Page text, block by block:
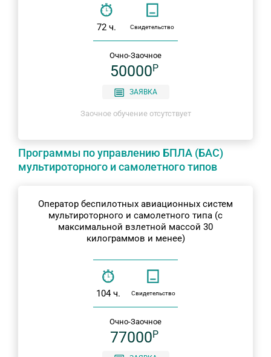
72 ч. Свидетельство
Очно-Заочное
50000P
ЗАЯВКА
Заочное обучение отсутствует
Программы по управлению БПЛА (БАС)
мультироторного и самолетного типов
Оператор беспилотных авиационных систем
мультироторного и самолетного типа (с
максимальной взлетной массой 30
килограммов и менее)
104 ч. Свидетельство
Очно-Заочное
77000P